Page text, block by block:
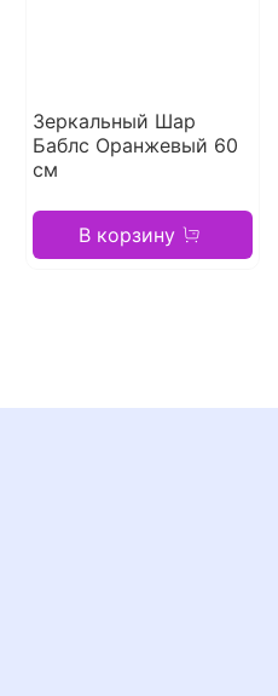
Зеркальный Шар
Баблс Оранжевый 60
см
В корзину